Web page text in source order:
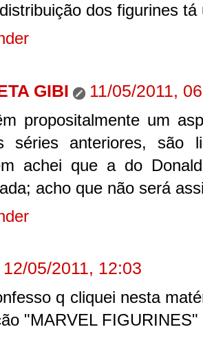
dos figurines
GIBI 11/05/2011,
propositalmente um
séries anteriores, são
achei que a do
acho que não será
12/05/2011, 12:03
q cliquei nesta
"MARVEL